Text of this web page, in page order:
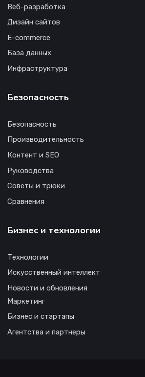
Веб-разработка
Дизайн сайтов
E-commerce
База данных
Инфраструктура
Безопасность
Безопасность
Производительность
Контент и SEO
Руководства
Советы и трюки
Сравнения
Бизнес и технологии
Технологии
Искусственный интеллект
Новости и обновления
Маркетинг
Бизнес и стартапы
Агентства и партнеры